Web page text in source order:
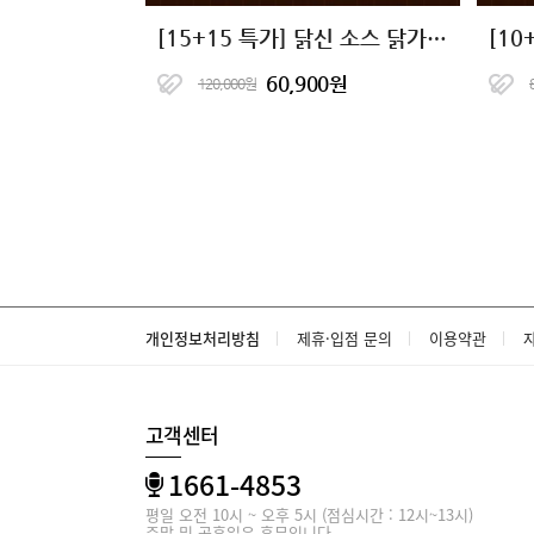
[15+15 특가] 닭신 소스 닭가슴살 23종 골라담기
120,000원 60,900원
개인정보처리방침 제휴·입점 문의 이용약관
고객센터
1661-4853
평일 오전 10시 ~ 오후 5시 (점심시간 : 12시~13시)